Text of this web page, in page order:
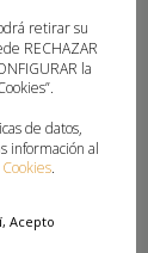
retirar su
RECHAZAR
la
de datos,
información al
.
Acepto